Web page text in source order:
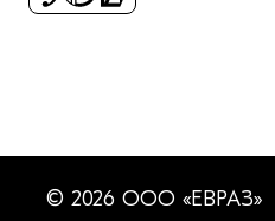
© 2026 ООО «ЕВРАЗ»